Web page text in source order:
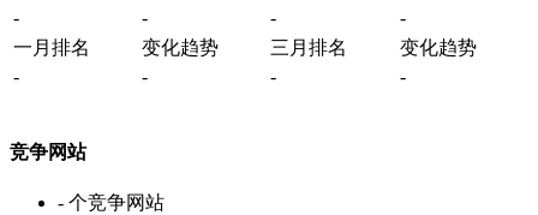
-
- -
-
一月排名
变化趋势 三月排名
变化趋势
-
- - -
竞争网站
- 个竞争网站